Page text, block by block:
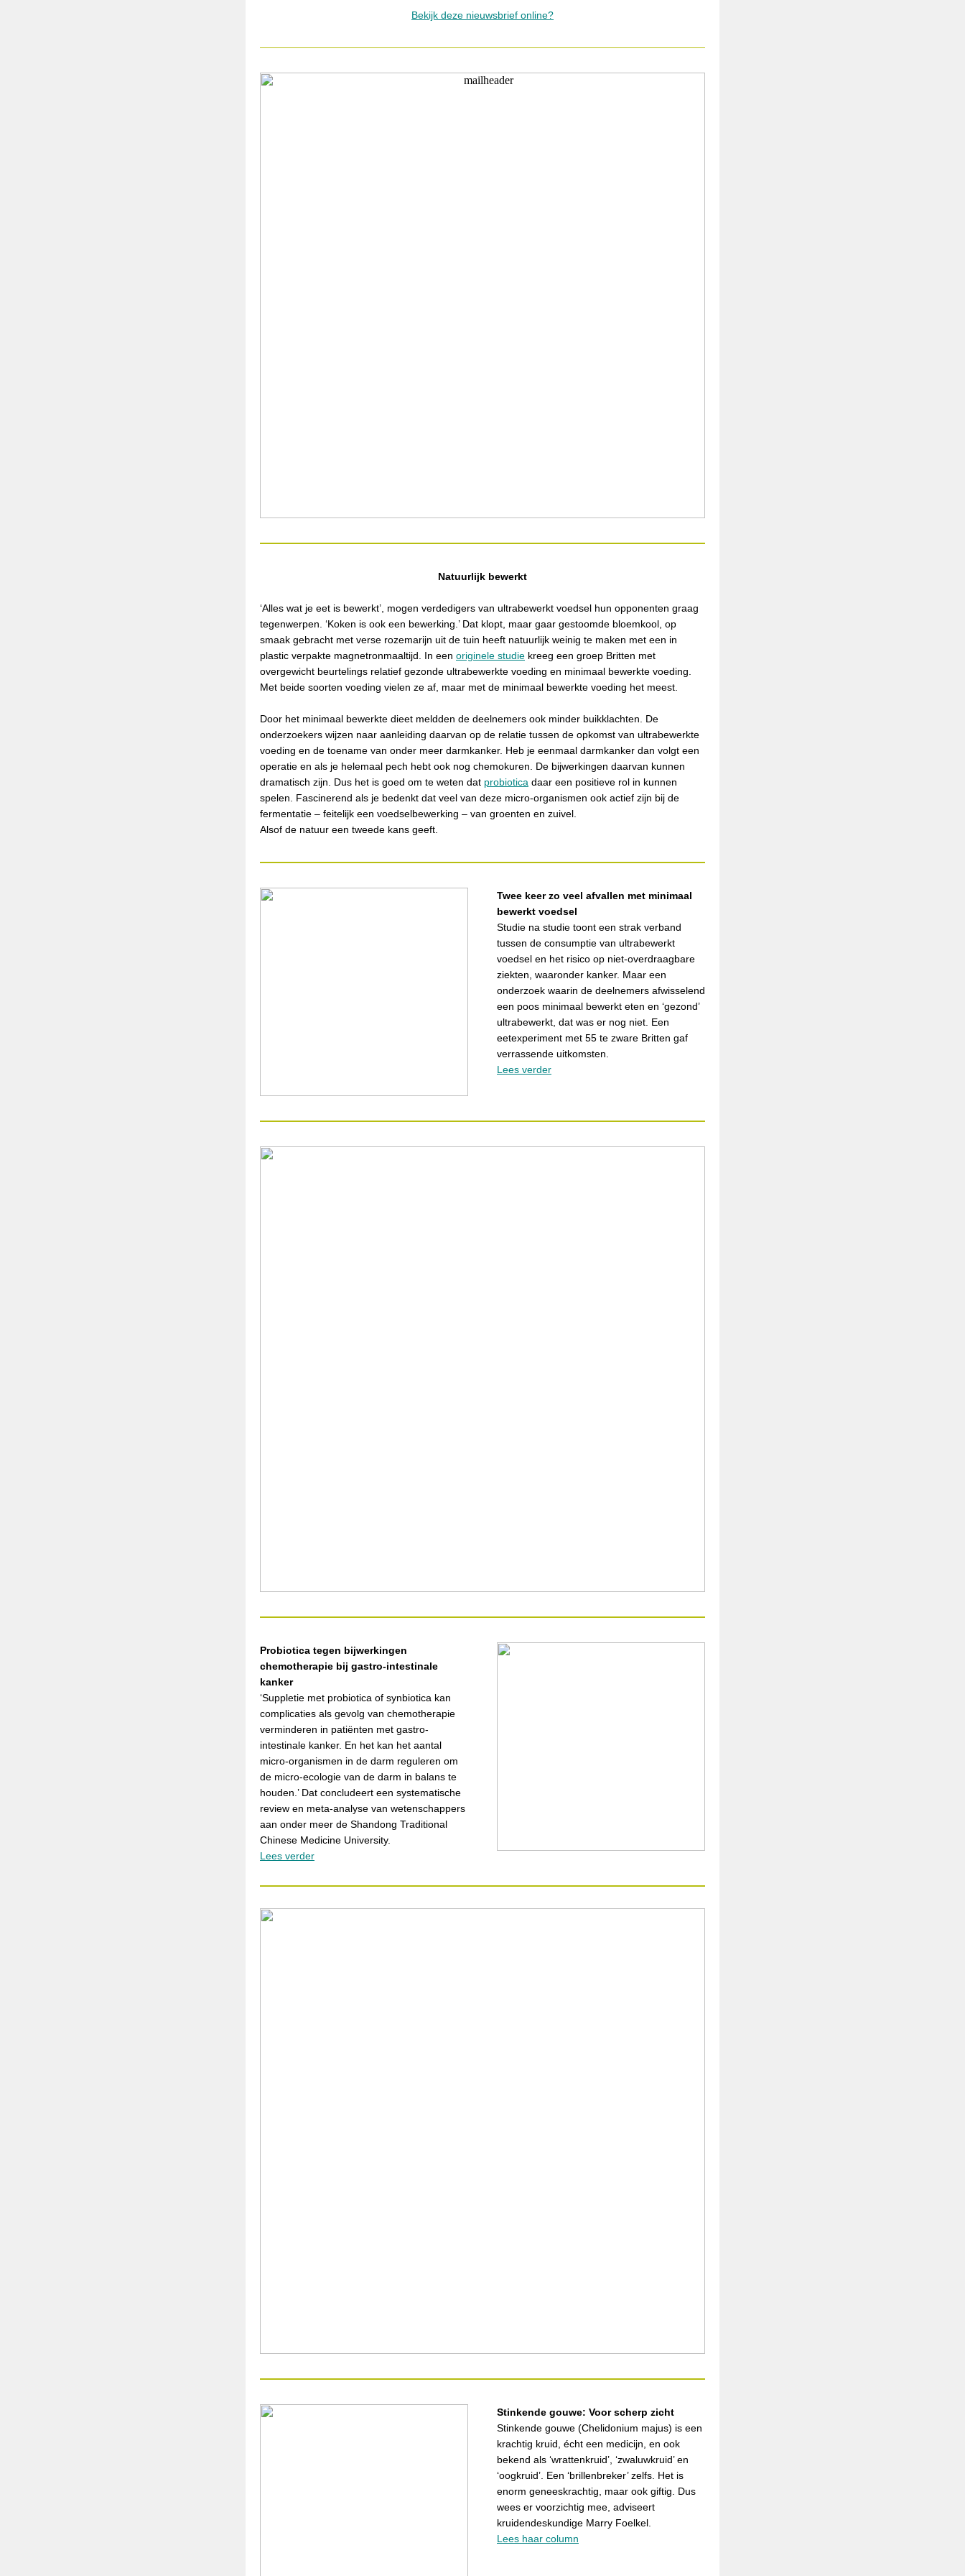
Bekijk deze nieuwsbrief online?
Natuurlijk bewerkt
‘Alles wat je eet is bewerkt’, mogen verdedigers van ultrabewerkt voedsel hun opponenten graag
tegenwerpen. ‘Koken is ook een bewerking.’ Dat klopt, maar gaar gestoomde bloemkool, op
smaak gebracht met verse rozemarijn uit de tuin heeft natuurlijk weinig te maken met een in
plastic verpakte magnetronmaaltijd. In een originele studie kreeg een groep Britten met
overgewicht beurtelings relatief gezonde ultrabewerkte voeding en minimaal bewerkte voeding.
Met beide soorten voeding vielen ze af, maar met de minimaal bewerkte voeding het meest.
Door het minimaal bewerkte dieet meldden de deelnemers ook minder buikklachten. De
onderzoekers wijzen naar aanleiding daarvan op de relatie tussen de opkomst van ultrabewerkte
voeding en de toename van onder meer darmkanker. Heb je eenmaal darmkanker dan volgt een
operatie en als je helemaal pech hebt ook nog chemokuren. De bijwerkingen daarvan kunnen
dramatisch zijn. Dus het is goed om te weten dat probiotica daar een positieve rol in kunnen
spelen. Fascinerend als je bedenkt dat veel van deze micro-organismen ook actief zijn bij de
fermentatie – feitelijk een voedselbewerking – van groenten en zuivel.
Alsof de natuur een tweede kans geeft.
Twee keer zo veel afvallen met minimaal
bewerkt voedsel
Studie na studie toont een strak verband
tussen de consumptie van ultrabewerkt
voedsel en het risico op niet-overdraagbare
ziekten, waaronder kanker. Maar een
onderzoek waarin de deelnemers afwisselend
een poos minimaal bewerkt eten en ‘gezond’
ultrabewerkt, dat was er nog niet. Een
eetexperiment met 55 te zware Britten gaf
verrassende uitkomsten.
Lees verder
Probiotica tegen bijwerkingen
chemotherapie bij gastro-intestinale
kanker
‘Suppletie met probiotica of synbiotica kan
complicaties als gevolg van chemotherapie
verminderen in patiënten met gastro-
intestinale kanker. En het kan het aantal
micro-organismen in de darm reguleren om
de micro-ecologie van de darm in balans te
houden.’ Dat concludeert een systematische
review en meta-analyse van wetenschappers
aan onder meer de Shandong Traditional
Chinese Medicine University.
Lees verder
Stinkende gouwe: Voor scherp zicht
Stinkende gouwe (Chelidonium majus) is een
krachtig kruid, écht een medicijn, en ook
bekend als ‘wrattenkruid’, ‘zwaluwkruid’ en
‘oogkruid’. Een ‘brillenbreker’ zelfs. Het is
enorm geneeskrachtig, maar ook giftig. Dus
wees er voorzichtig mee, adviseert
kruidendeskundige Marry Foelkel.
Lees haar column